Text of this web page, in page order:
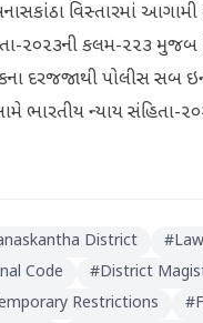
વિસ્તારમાં
૨૦૨૩ની કલમ-૨૨૩
દરજજાથી પોલીસ સબ
ન્યાય સંહિતા-
District #
Code #District
Restrictions #